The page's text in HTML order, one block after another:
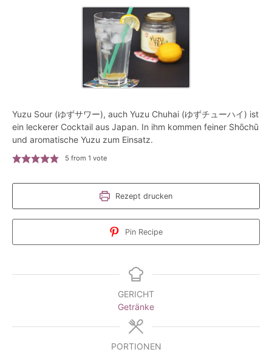
Yuzu Sour (ゆずサワー), auch Yuzu Chuhai (ゆずチューハイ) ist
ein leckerer Cocktail aus Japan. In ihm kommen feiner Shōchū
und aromatische Yuzu zum Einsatz.
5 from 1 vote
Rezept drucken
Pin Recipe
GERICHT
Getränke
PORTIONEN